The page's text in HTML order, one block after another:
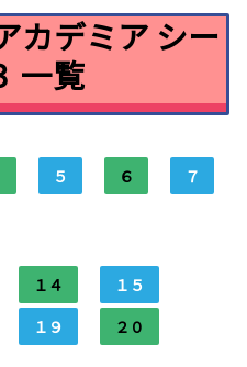
カデミア シー
一覧
５ ６
７
１４
１５
１９ ２０